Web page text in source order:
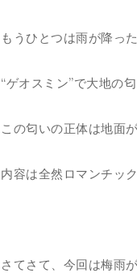
もうひとつは雨が降っ
“ゲオスミン”で大地の
この匂いの正体は地面
内容は全然ロマンチッ
さてさて、今回は梅雨